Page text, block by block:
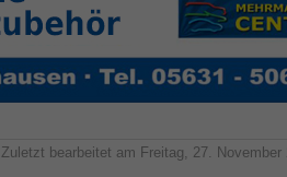
Zuletzt bearbeitet am Freitag, 27. November